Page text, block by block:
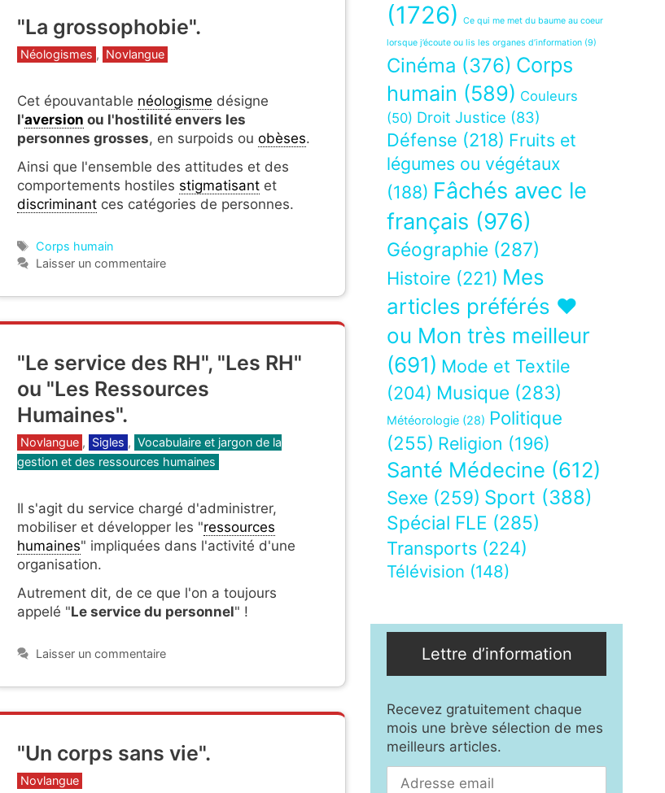
"La grossophobie".
Catégories
Néologismes , Novlangue
Cet épouvantable néologisme désigne
l'aversion ou l'hostilité envers les
personnes grosses, en surpoids ou obèses.
Ainsi que l'ensemble des attitudes et des
comportements hostiles stigmatisant et
discriminant ces catégories de personnes.
Étiquettes
Corps humain
Laisser un commentaire
"Le service des RH", "Les RH"
ou "Les Ressources
Humaines".
Catégories
Novlangue , Sigles , Vocabulaire et jargon de la
gestion et des ressources humaines
Il s'agit du service chargé d'administrer,
mobiliser et développer les "ressources
humaines" impliquées dans l'activité d'une
organisation.
Autrement dit, de ce que l'on a toujours
appelé "Le service du personnel" !
Laisser un commentaire
"Un corps sans vie".
Catégories
Novlangue
(1726)
Ce qui me met du baume au coeur
lorsque j’écoute ou lis les organes d’information (9)
Cinéma (376) Corps
humain (589) Couleurs
(50) Droit Justice (83)
Défense (218) Fruits et
légumes ou végétaux
(188) Fâchés avec le
français (976)
Géographie (287)
Histoire (221) Mes
articles préférés ❤
ou Mon très meilleur
(691) Mode et Textile
(204) Musique (283)
Météorologie (28) Politique
(255) Religion (196)
Santé Médecine (612)
Sexe (259) Sport (388)
Spécial FLE (285)
Transports (224)
Télévision (148)
Lettre d’information
Recevez gratuitement chaque
mois une brève sélection de mes
meilleurs articles.